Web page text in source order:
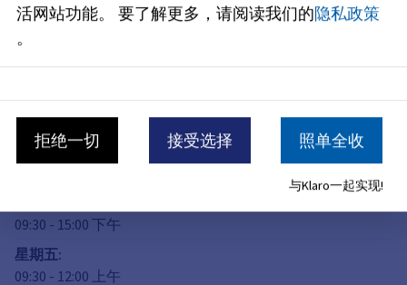
开放时间
现已关闭
星期一:
09:30-15:00下午
星期二:
09:30 - 15:00 下午
星期五:
09:30 - 12:00 上午
活网站功能。
要了解更多，请阅读我们的隐私政策
。
拒绝一切 接受选择 照单全收
与Klaro一起实现!